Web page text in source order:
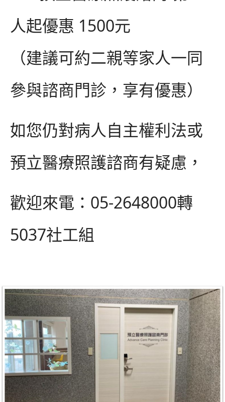
人起優惠 1500元
（建議可約二親等家人一同
參與諮商門診，享有優惠）
如您仍對病人自主權利法或
預立醫療照護諮商有疑慮，
歡迎來電： 05-2648000轉
5037社工組